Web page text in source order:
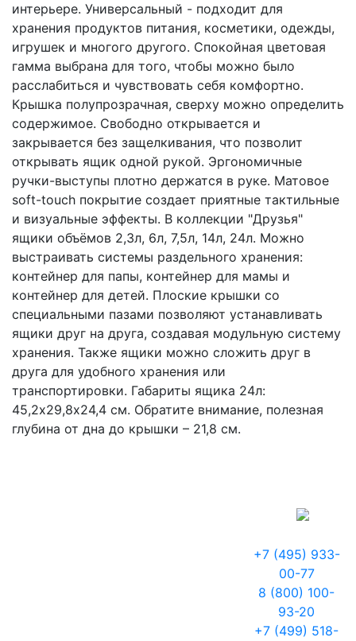
интерьере. Универсальный - подходит для
хранения продуктов питания, косметики, одежды,
игрушек и многого другого. Спокойная цветовая
гамма выбрана для того, чтобы можно было
расслабиться и чувствовать себя комфортно.
Крышка полупрозрачная, сверху можно определить
содержимое. Свободно открывается и
закрывается без защелкивания, что позволит
открывать ящик одной рукой. Эргономичные
ручки-выступы плотно держатся в руке. Матовое
soft-touch покрытие создает приятные тактильные
и визуальные эффекты. В коллекции "Друзья"
ящики объёмов 2,3л, 6л, 7,5л, 14л, 24л. Можно
выстраивать системы раздельного хранения:
контейнер для папы, контейнер для мамы и
контейнер для детей. Плоские крышки со
специальными пазами позволяют устанавливать
ящики друг на друга, создавая модульную систему
хранения. Также ящики можно сложить друг в
друга для удобного хранения или
транспортировки. Габариты ящика 24л:
45,2х29,8х24,4 см. Обратите внимание, полезная
глубина от дна до крышки – 21,8 см.
+7 (495) 933-
00-77
8 (800) 100-
93-20
+7 (499) 518-